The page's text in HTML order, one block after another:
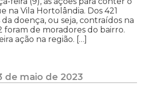
na Vila Hortolândia. Dos 421
doença, ou seja, contraídos na
foram de moradores do bairro.
ação na região. […]
de maio de 2023